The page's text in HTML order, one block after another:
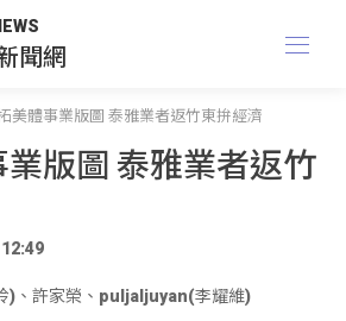
聞網
美體事業版圖 泰雅業者返竹東拚經濟
版圖 泰雅業者返竹
) 、 許家榮 、 puljaljuyan(李耀維)